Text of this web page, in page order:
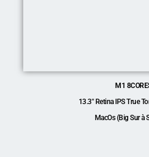
M1
13.3″ Retina IPS True
MacOs (Big Sur à